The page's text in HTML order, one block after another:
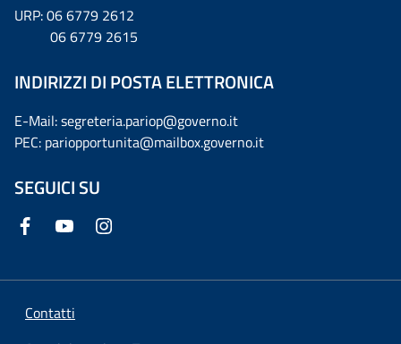
URP: 06 6779 2612
06 6779 2615
INDIRIZZI DI POSTA ELETTRONICA
E-Mail: segreteria.pariop@governo.it
PEC: pariopportunita@mailbox.governo.it
SEGUICI SU
Contatti